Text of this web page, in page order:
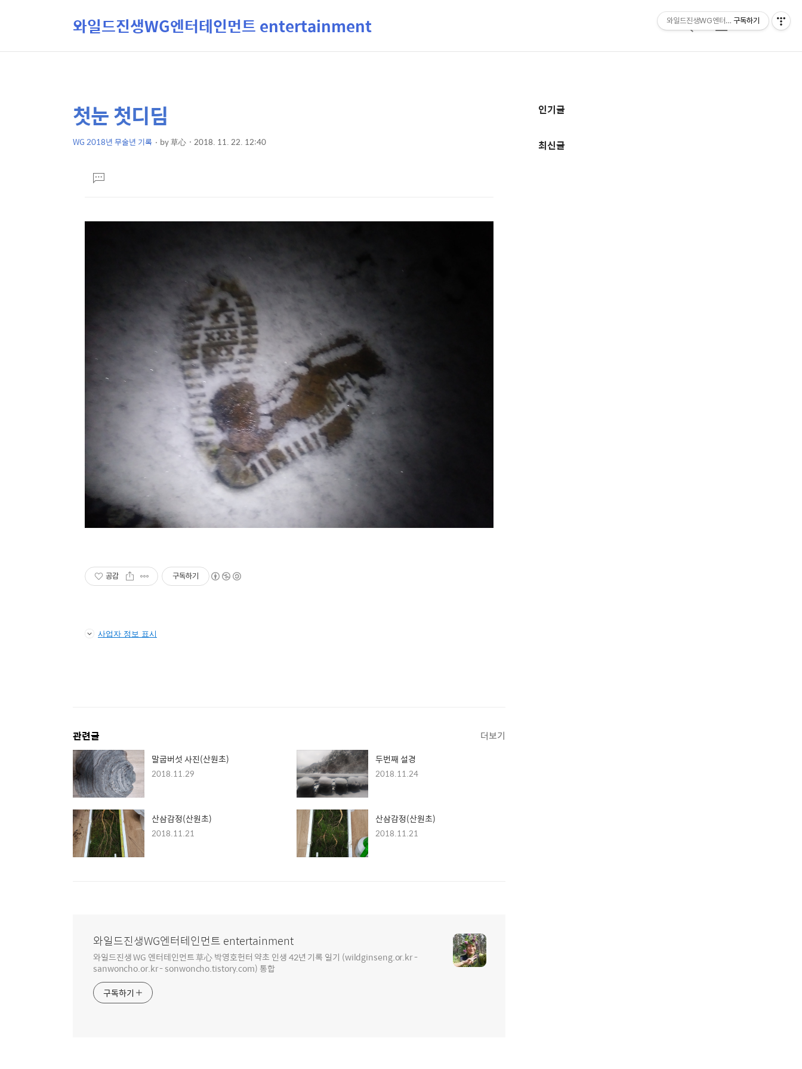
와일드진생WG엔터테인먼트 entertainment
검
메
상
세
컨
본
문
제
첫눈 첫디딤
WG 2018년 무술년 기록 by草心 2018. 11. 22. 12:40
댓
글
공감 구독하기
사업자 정보 표시
관련글 더보기
말굽버섯 사진(산원초)
2018.11.29
두번째 설경
2018.11.24
산삼감정(산원초)
2018.11.21
산삼감정(산원초)
2018.11.21
와일드진생WG엔터테인먼트 entertainment
와일드진생 WG 엔터테인먼트 草心 박영호헌터 약초 인생 42년 기록 일기 (wildginseng.or.kr -
sanwoncho.or.kr - sonwoncho.tistory.com) 통합
구독하기
추
정
인기글
최신글
와일드진생WG엔터테인먼트
구독하기